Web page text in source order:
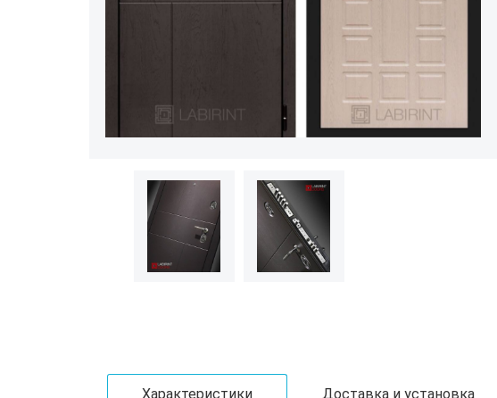
Характеристики Доставка и установка